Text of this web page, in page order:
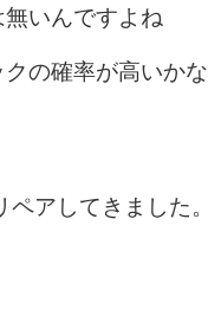
いんですよね
の確率が高いかな
アしてきました。